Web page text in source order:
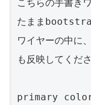
こちらの手書き
たままbootstrap
ワイヤーの中に
も反映してくださ
primary color